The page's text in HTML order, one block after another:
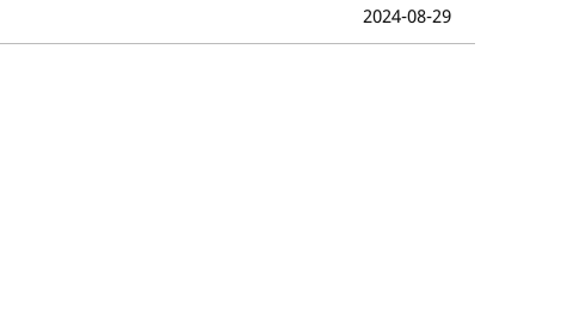
2024-08-29